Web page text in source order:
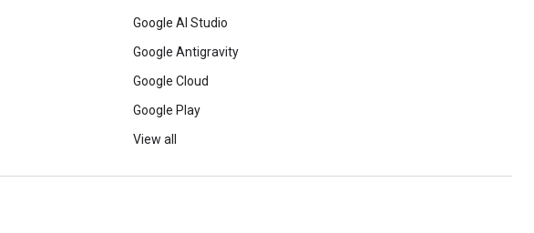
Google AI Studio
Google Antigravity
Google Cloud
Google Play
View all